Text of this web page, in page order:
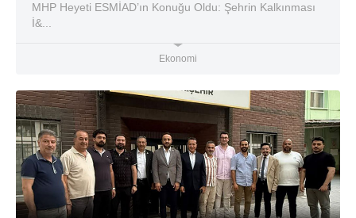
MHP Heyeti ESMİAD’ın Konuğu Oldu: Şehrin Kalkınması
İ&...
Ekonomi